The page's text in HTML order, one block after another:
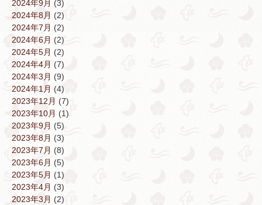
2024年9月 (3)
2024年8月 (2)
2024年7月 (2)
2024年6月 (2)
2024年5月 (2)
2024年4月 (7)
2024年3月 (9)
2024年1月 (4)
2023年12月 (7)
2023年10月 (1)
2023年9月 (5)
2023年8月 (3)
2023年7月 (8)
2023年6月 (5)
2023年5月 (1)
2023年4月 (3)
2023年3月 (2)